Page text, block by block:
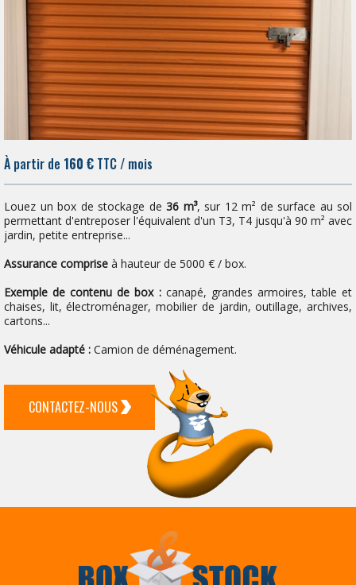
À partir de 160 € TTC / mois
Louez un box de stockage de 36 m³, sur 12 m² de surface au sol
permettant d'entreposer l'équivalent d'un T3, T4 jusqu'à 90 m² avec
jardin, petite entreprise...
Assurance comprise à hauteur de 5000 € / box.
Exemple de contenu de box :canapé, grandes armoires, table et
chaises, lit, électroménager, mobilier de jardin, outillage, archives,
cartons...
Véhicule adapté : Camion de déménagement.
CONTACTEZ-NOUS